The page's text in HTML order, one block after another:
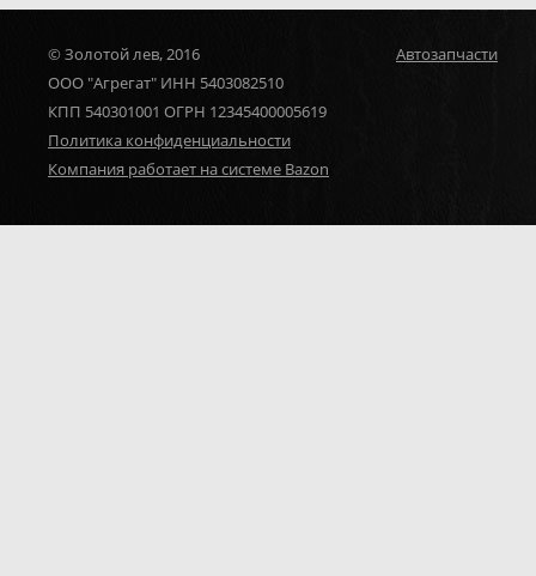
© Золотой лев, 2016
ООО "Агрегат" ИНН 5403082510
КПП 540301001 ОГРН 12345400005619
Политика конфиденциальности
Компания работает на системе Bazon
Автозапчасти